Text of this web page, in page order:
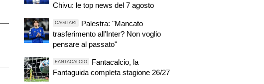
Chivu: le top news del 7 agosto
CAGLIARI
Palestra: "Mancato
trasferimento all'Inter? Non voglio
pensare al passato"
FANTACALCIO
Fantacalcio, la
Fantaguida completa stagione 26/27